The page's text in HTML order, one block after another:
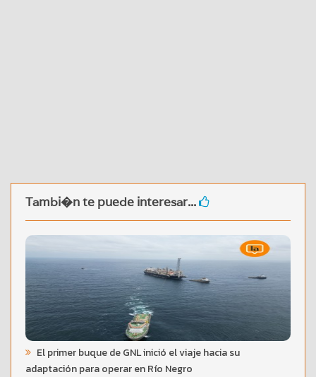
Tambi�n te puede interesar...
El primer buque de GNL inició el viaje hacia su
adaptación para operar en Río Negro